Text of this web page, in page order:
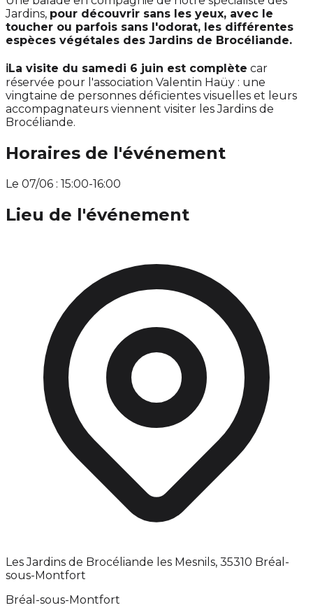
Jardins, pour découvrir sans les yeux, avec le
toucher ou parfois sans l'odorat, les différentes
espèces végétales des Jardins de Brocéliande.
ℹ️La visite du samedi 6 juin est complète car
réservée pour l'association Valentin Haüy : une
vingtaine de personnes déficientes visuelles et leurs
accompagnateurs viennent visiter les Jardins de
Brocéliande.
Horaires de l'événement
Le 07/06 : 15:00-16:00
Lieu de l'événement
Les Jardins de Brocéliande les Mesnils, 35310 Bréal-
sous-Montfort
Bréal-sous-Montfort